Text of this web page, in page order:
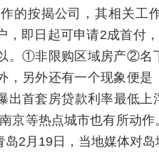
的按揭公司，其相关工
，即日起可申请2成首付
。①非限购区域房产②
，另外还有一个现象便是
出首套房贷款利率最低
京等热点城市也有所动
2月19日，当地媒体对